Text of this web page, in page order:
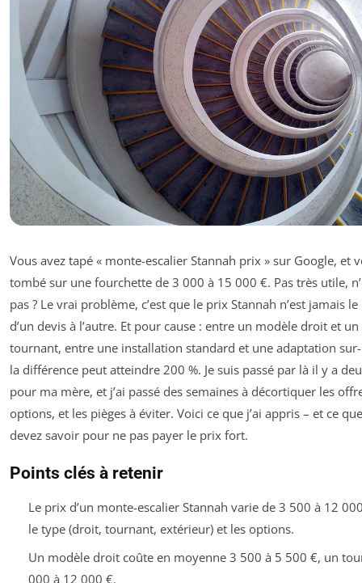
Vous avez tapé « monte-escalier Stannah prix » sur Google, et
tombé sur une fourchette de 3 000 à 15 000 €. Pas très utile,
pas ? Le vrai problème, c’est que le prix Stannah n’est jamais
d’un devis à l’autre. Et pour cause : entre un modèle droit et
tournant, entre une installation standard et une adaptation
la différence peut atteindre 200 %. Je suis passé par là il y a
pour ma mère, et j’ai passé des semaines à décortiquer les
options, et les pièges à éviter. Voici ce que j’ai appris – et ce
devez savoir pour ne pas payer le prix fort.
Points clés à retenir
Le prix d’un monte-escalier Stannah varie de 3 500 à 12
le type (droit, tournant, extérieur) et les options.
Un modèle droit coûte en moyenne 3 500 à 5 500 €, un
000 à 12 000 €.